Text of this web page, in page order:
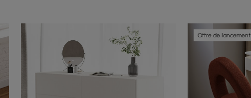
Offre de lancement